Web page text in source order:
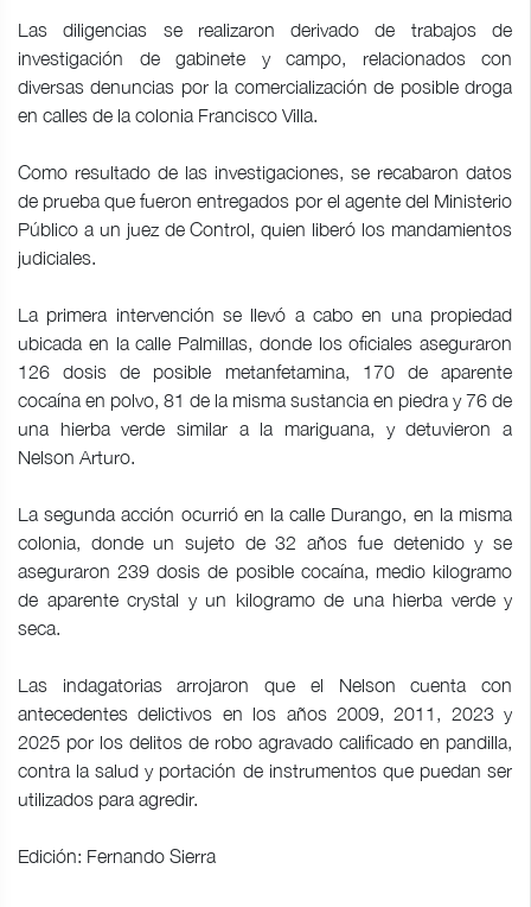
Las diligencias se realizaron derivado de trabajos de
investigación de gabinete y campo, relacionados con
diversas denuncias por la comercialización de posible droga
en calles de la colonia Francisco Villa.
Como resultado de las investigaciones, se recabaron datos
de prueba que fueron entregados por el agente del Ministerio
Público a un juez de Control, quien liberó los mandamientos
judiciales.
La primera intervención se llevó a cabo en una propiedad
ubicada en la calle Palmillas, donde los oficiales aseguraron
126 dosis de posible metanfetamina, 170 de aparente
cocaína en polvo, 81 de la misma sustancia en piedra y 76 de
una hierba verde similar a la mariguana, y detuvieron a
Nelson Arturo.
La segunda acción ocurrió en la calle Durango, en la misma
colonia, donde un sujeto de 32 años fue detenido y se
aseguraron 239 dosis de posible cocaína, medio kilogramo
de aparente crystal y un kilogramo de una hierba verde y
seca.
Las indagatorias arrojaron que el Nelson cuenta con
antecedentes delictivos en los años 2009, 2011, 2023 y
2025 por los delitos de robo agravado calificado en pandilla,
contra la salud y portación de instrumentos que puedan ser
utilizados para agredir.
Edición: Fernando Sierra